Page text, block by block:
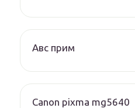
Авс прим
Canon pixma mg5640